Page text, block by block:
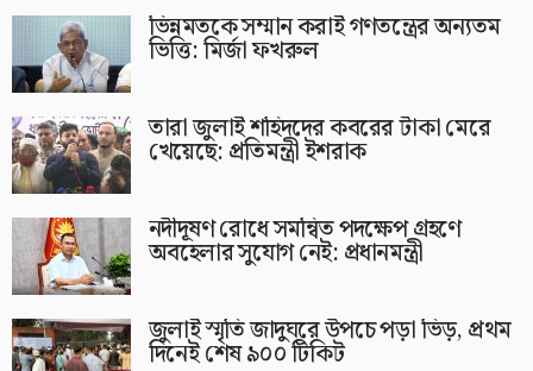
ভিন্নমতকে সম্মান করাই গণতন্ত্রের অন্যতম
ভিত্তি: মির্জা ফখরুল
তারা জুলাই শহিদদের কবরের টাকা মেরে
খেয়েছে: প্রতিমন্ত্রী ইশরাক
নদীদূষণ রোধে সমন্বিত পদক্ষেপ গ্রহণে
অবহেলার সুযোগ নেই: প্রধানমন্ত্রী
জুলাই স্মৃতি জাদুঘরে উপচে পড়া ভিড়, প্রথম
দিনেই শেষ ৯০০ টিকিট